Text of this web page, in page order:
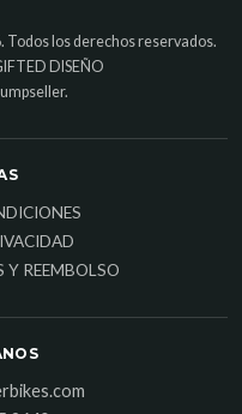
Todos los derechos reservados.
DISEÑO
.
Y REEMBOLSO